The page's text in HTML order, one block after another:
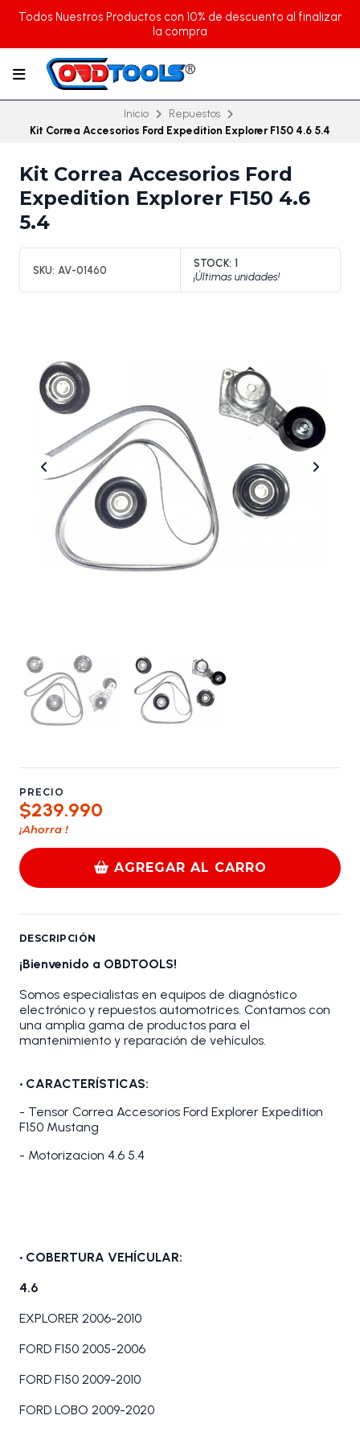
Todos Nuestros Productos con 10% de descuento al finalizar
la compra
Inicio
Repuestos
Kit Correa Accesorios Ford Expedition Explorer F150 4.6 5.4
Kit Correa Accesorios Ford
Expedition Explorer F150 4.6
5.4
SKU: AV-01460
STOCK: 1
¡Últimas unidades!
PRECIO
$239.990
¡Ahorra !
AGREGAR AL CARRO
DESCRIPCIÓN
¡Bienvenido a OBDTOOLS!
Somos especialistas en equipos de diagnóstico
electrónico y repuestos automotrices. Contamos con
una amplia gama de productos para el
mantenimiento y reparación de vehículos.
• CARACTERÍSTICAS:
- Tensor Correa Accesorios Ford Explorer Expedition
F150 Mustang
- Motorizacion 4.6 5.4
• COBERTURA VEHÍCULAR:
4.6
EXPLORER 2006-2010
FORD F150 2005-2006
FORD F150 2009-2010
FORD LOBO 2009-2020